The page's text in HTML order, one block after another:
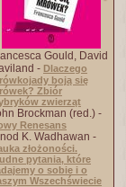
Gould, David
- Dlaczego
boją się
Zbiór
zwierząt
Brockman (red.) -
Renesans
K. Wadhawan -
złożoności.
pytania, które
o sobie i o
Wszechświecie